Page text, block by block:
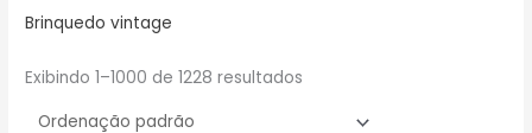
Brinquedo vintage
Exibindo 1–1000 de 1228 resultados